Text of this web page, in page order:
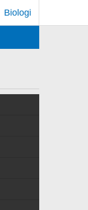
Biologi